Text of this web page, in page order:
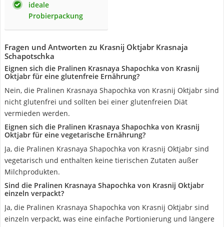
ideale
Probierpackung
Fragen und Antworten zu ‎Krasnij Oktjabr Krasnaja
Schapotschka
Eignen sich die Pralinen Krasnaya Shapochka von Krasnij
Oktjabr für eine glutenfreie Ernährung?
Nein, die Pralinen Krasnaya Shapochka von Krasnij Oktjabr sind
nicht glutenfrei und sollten bei einer glutenfreien Diät
vermieden werden.
Eignen sich die Pralinen Krasnaya Shapochka von Krasnij
Oktjabr für eine vegetarische Ernährung?
Ja, die Pralinen Krasnaya Shapochka von Krasnij Oktjabr sind
vegetarisch und enthalten keine tierischen Zutaten außer
Milchprodukten.
Sind die Pralinen Krasnaya Shapochka von Krasnij Oktjabr
einzeln verpackt?
Ja, die Pralinen Krasnaya Shapochka von Krasnij Oktjabr sind
einzeln verpackt, was eine einfache Portionierung und längere